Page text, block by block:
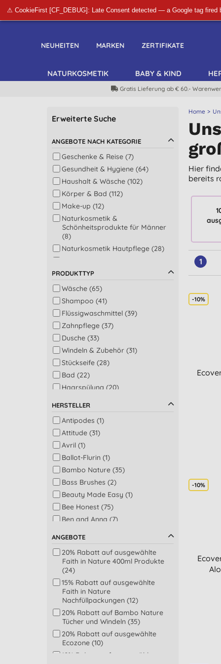
⚠ CookieFirst [CF_DEBUG]: Late Consent detected — a Google tag fired
NEUHEITEN MARKEN ZERTIFIKATE
NATURKOSMETIK BABY & KIND
Gratis Lieferung ab € 60.-
Home
Hier
bereits
1
-10%
-10%
Erweiterte Suche
ANGEBOTE NACH KATEGORIE
Geschenke & Reise (7)
Gesundheit & Hygiene (64)
Haushalt & Wäsche (102)
Körper & Bad (112)
Make-up (12)
Naturkosmetik &
Schönheitsprodukte für Männer
(8)
Naturkosmetik Hautpflege (28)
Produkte für Babys und Kinder
PRODUKTTYP
Wäsche (65)
Shampoo (41)
Flüssigwaschmittel (39)
Zahnpflege (37)
Dusche (33)
Windeln & Zubehör (31)
Stückseife (28)
Bad (22)
Haarspülung (20)
Buntwäsche (18)
Hand- & Körperseife (16)
Kinder Zahnpflege (14)
Sonnenschutz (14)
Baby Bad-, Dusch- & Mundpflege
(13)
Männer Körperpflege (12)
Weisse Wäsche (12)
Lippenpflege (11)
DIY – selbst hergestellt (9)
Kalk-Entferner (9)
Küche (9)
Bad & WC (7)
Badezimmer (7)
Body Lotion (7)
Haarmaske &
Haarbehandlungen (7)
Plastikfreie Tücher (7)
HERSTELLER
Antipodes (1)
Attitude (31)
Avril (1)
Ballot-Flurin (1)
Bambo Nature (35)
Bass Brushes (2)
Beauty Made Easy (1)
Bee Honest (75)
Ben and Anna (7)
Brooklyn Soap (1)
Cleaning Block (1)
Douce Nature (3)
Droguerie Ecologique (3)
Ecodoo (25)
Ecoegg (3)
Ecopods (3)
Ecover (5)
Ecozone (10)
ANGEBOTE
20% Rabatt auf ausgewählte
Faith in Nature 400ml Produkte
(24)
15% Rabatt auf ausgewählte
Faith in Nature
Nachfüllpackungen (12)
20% Rabatt auf Bambo Nature
Tücher und Windeln (35)
20% Rabatt auf ausgewählte
Ecozone (10)
10% Rabatt auf ausgewählte